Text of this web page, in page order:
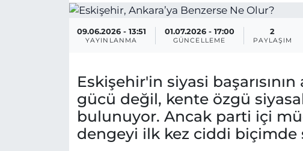
09.06.2026 - 13:51
YAYINLANMA
01.07.2026 - 17:00
GÜNCELLEME
2
PAYLAŞIM
Eskişehir'in siyasi
gücü değil, kente özgü
bulunuyor. Ancak parti içi
dengeyi ilk kez ciddi biçimde